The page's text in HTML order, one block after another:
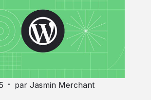
· par Jasmin Merchant